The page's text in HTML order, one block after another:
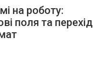
на роботу:
поля та перехід